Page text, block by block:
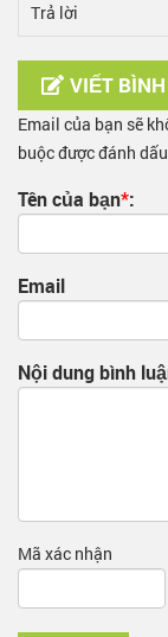
Trả lời
VIẾT
Email của bạn sẽ
buộc được đánh
Tên của bạn*:
Email
Nội dung bình
Mã xác nhận